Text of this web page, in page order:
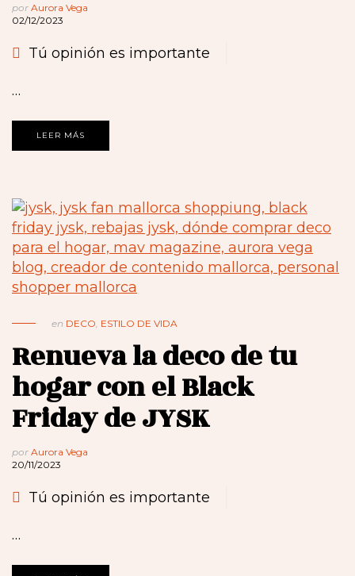
por Aurora Vega
02/12/2023
Tú opinión es importante
…
LEER MÁS
en DECO, ESTILO DE VIDA
Renueva la deco de tu
hogar con el Black
Friday de JYSK
por Aurora Vega
20/11/2023
Tú opinión es importante
…